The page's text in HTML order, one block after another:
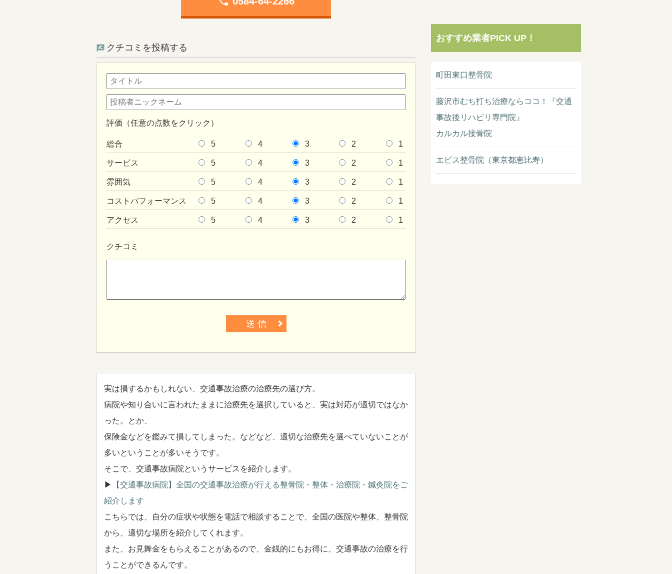
クチコミを投稿する
評価（任意の点数をクリック）
総合 5 4 3 2 1
サービス 5 4 3 2 1
雰囲気 5 4 3 2 1
コストパフォーマンス 5 4 3 2 1
アクセス 5 4 3 2 1
クチコミ
送 信
実は損するかもしれない、交通事故治療の治療先の選び方。
病院や知り合いに言われたままに治療先を選択していると、実は対応が適切ではなか
った。とか、
保険金などを鑑みて損してしまった。などなど、適切な治療先を選べていないことが
多いということが多いそうです。
そこで、交通事故病院というサービスを紹介します。
▶
【交通事故病院】全国の交通事故治療が行える整骨院・整体・治療院・鍼灸院をご
紹介します
こちらでは、自分の症状や状態を電話で相談することで、全国の医院や整体、整骨院
から、適切な場所を紹介してくれます。
また、お見舞金をもらえることがあるので、金銭的にもお得に、交通事故の治療を行
うことができるんです。
おすすめ業者PICK UP！
町田東口整骨院
藤沢市むち打ち治療ならココ！『交通
事故後リハビリ専門院』
カルカル接骨院
エビス整骨院（東京都恵比寿）